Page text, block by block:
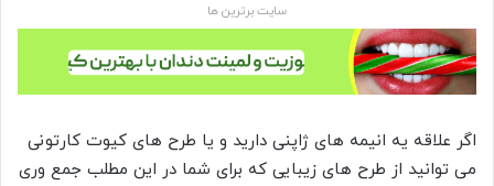
سایت برترین ها
اگر علاقه یه انیمه های ژاپنی دارید و یا طرح های کیوت کارتونی
می توانید از طرح های زیبایی که برای شما در این مطلب جمع وری